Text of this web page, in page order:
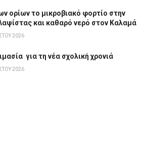
ορίων το μικροβιακό φορτίο στην
και καθαρό νερό στον Καλαμά
2026
για τη νέα σχολική χρονιά
2026